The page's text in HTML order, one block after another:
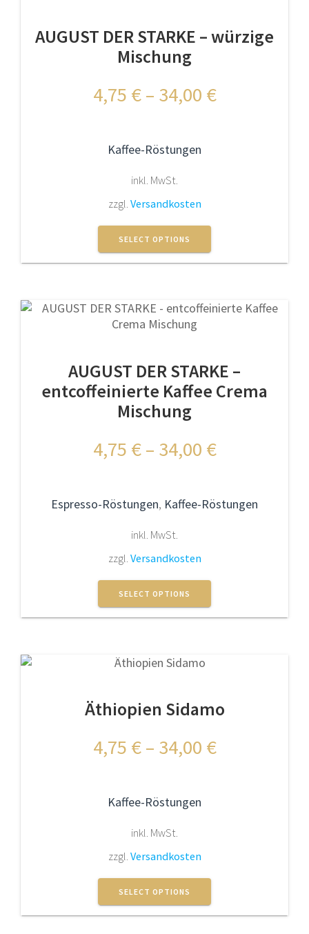
AUGUST DER STARKE – würzige
Mischung
4,75 €– 34,00 €
Kaffee-Röstungen
inkl. MwSt.
zzgl. Versandkosten
SELECT OPTIONS
Dieses
weist
auf.
auf
der
Produktseite
AUGUST DER STARKE –
entcoffeinierte Kaffee Crema
Mischung
4,75 €– 34,00 €
Espresso-Röstungen, Kaffee-Röstungen
inkl. MwSt.
zzgl. Versandkosten
SELECT OPTIONS
Dieses
weist
können
der
Produktseite
Äthiopien Sidamo
4,75 €– 34,00 €
Kaffee-Röstungen
inkl. MwSt.
zzgl. Versandkosten
SELECT OPTIONS
Dieses
weist